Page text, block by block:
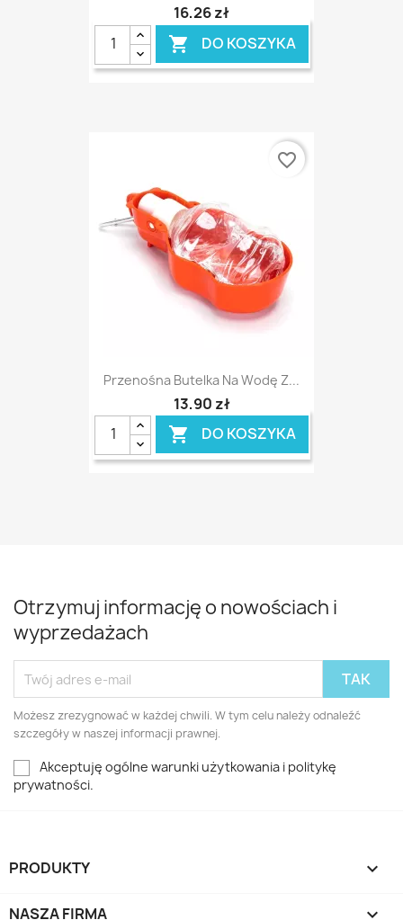
16,26 zł
 DO KOSZYKA
Przenośna Butelka Na Wodę Z...
13,90 zł
 DO KOSZYKA
favorite_border
Otrzymuj informację o nowościach i
wyprzedażach
Możesz zrezygnować w każdej chwili. W tym celu należy odnaleźć
szczegóły w naszej informacji prawnej.
Akceptuję ogólne warunki użytkowania i politykę
prywatności.
PRODUKTY 
NASZA FIRMA 